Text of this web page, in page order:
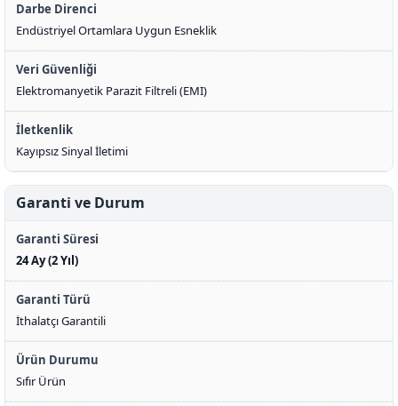
Darbe Direnci
Endüstriyel Ortamlara Uygun Esneklik
Veri Güvenliği
Elektromanyetik Parazit Filtreli (EMI)
İletkenlik
Kayıpsız Sinyal İletimi
Garanti ve Durum
Garanti Süresi
24 Ay (2 Yıl)
Garanti Türü
İthalatçı Garantili
Ürün Durumu
Sıfır Ürün